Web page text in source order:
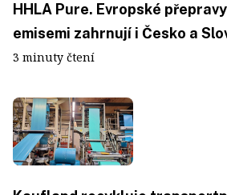
HHLA Pure. Evropské
emisemi zahrnují i Česko a
3 minuty čtení